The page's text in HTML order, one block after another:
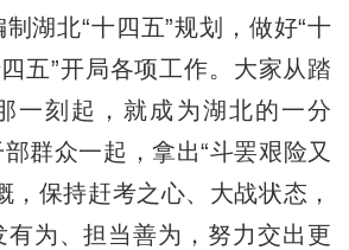
湖北“十四五”规划，做好“十
五”开局各项工作。大家从踏
一刻起，就成为湖北的一分
群众一起，拿出“斗罢艰险又
，保持赶考之心、大战状态，
有为、担当善为，努力交出更